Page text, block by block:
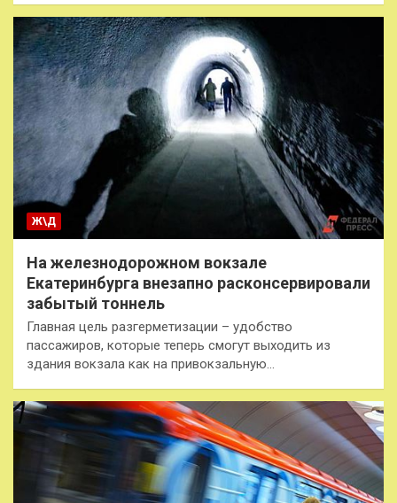
Ж\Д
На железнодорожном вокзале
Екатеринбурга внезапно расконсервировали
забытый тоннель
Главная цель разгерметизации – удобство
пассажиров, которые теперь смогут выходить из
здания вокзала как на привокзальную…